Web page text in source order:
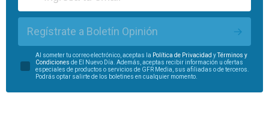
Regístrate a Boletín Opinión
Al someter tu correo electrónico, aceptas la Política de Privacidad y
Términos y
Condiciones de El Nuevo Día. Además, aceptas recibir información u ofertas
especiales de productos o servicios de GFR Media, sus afiliadas o de terceros.
Podrás optar salirte de los boletines en cualquier momento.